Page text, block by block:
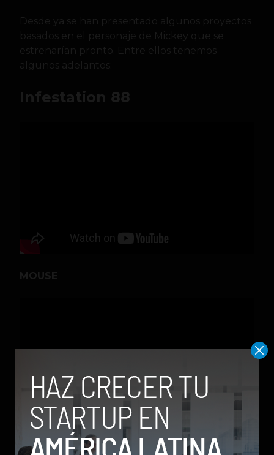
Desde ya se han presentado algunos proyectos
basados en el personaje de Mickey que se
estrenarían pronto. Entre ellos tenemos
algunos adelantos:
Infestation 88
MOUSE
Mickey Mouse